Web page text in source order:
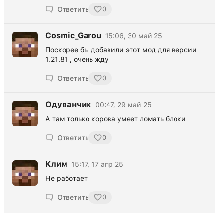
Ответить 0
Cosmic_Garou 15:06, 30 май 25
Поскорее бы добавили этот мод для версии
1.21.81 , очень жду.
Ответить 0
Одуванчик
00:47, 29 май 25
А там только корова умеет ломать блоки
Ответить 0
Клим
15:17, 17 апр 25
Не работает
Ответить 0